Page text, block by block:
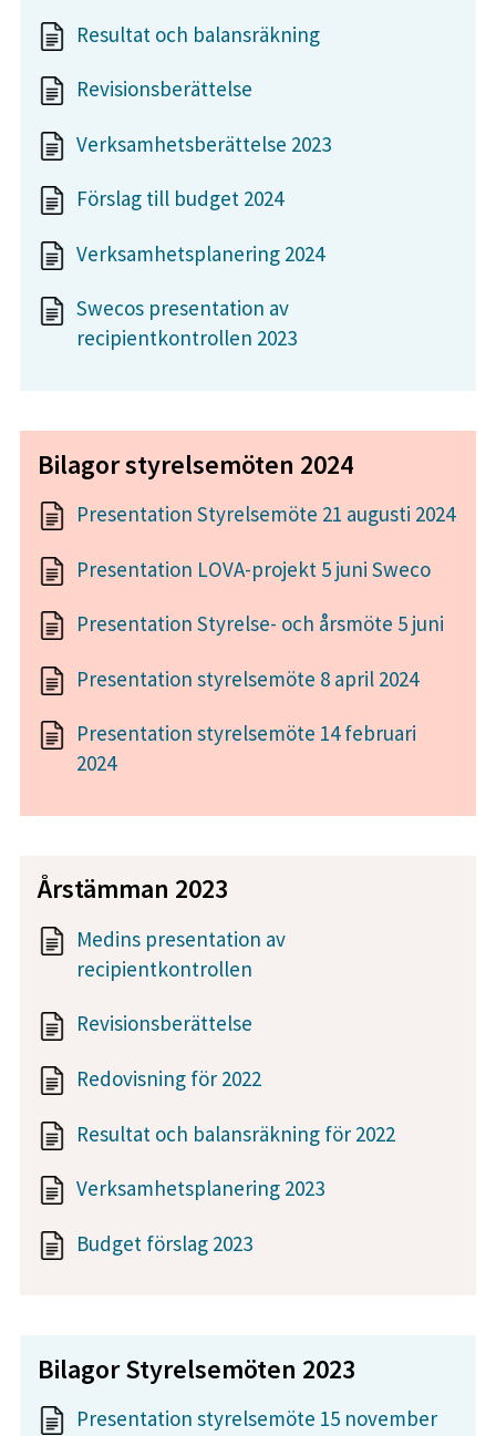
Resultat och balansräkning
Revisionsberättelse
Verksamhetsberättelse 2023
Förslag till budget 2024
Verksamhetsplanering 2024
Swecos presentation av
recipientkontrollen 2023
Bilagor styrelsemöten 2024
Presentation Styrelsemöte 21 augusti 2024
Presentation LOVA-projekt 5 juni Sweco
Presentation Styrelse- och årsmöte 5 juni
Presentation styrelsemöte 8 april 2024
Presentation styrelsemöte 14 februari
2024
Årstämman 2023
Medins presentation av
recipientkontrollen
Revisionsberättelse
Redovisning för 2022
Resultat och balansräkning för 2022
Verksamhetsplanering 2023
Budget förslag 2023
Bilagor Styrelsemöten 2023
Presentation styrelsemöte 15 november